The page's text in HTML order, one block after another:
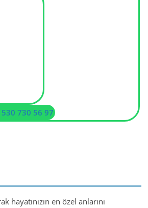
730 56 97
hayatınızın en özel anlarını